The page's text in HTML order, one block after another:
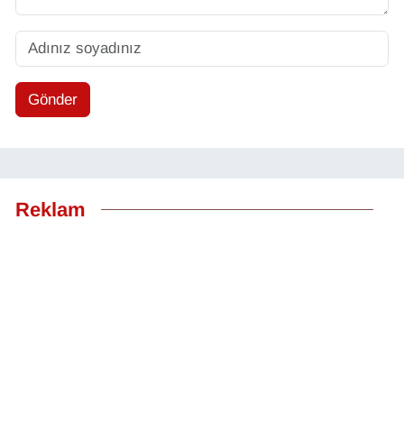
Gönder
Reklam